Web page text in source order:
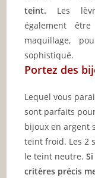
teint. Les
également
maquillage,
sophistiqué.
Portez des
Lequel vous
sont parfaits
bijoux en argent
teint froid. Les 2
le teint neutre.
critères précis